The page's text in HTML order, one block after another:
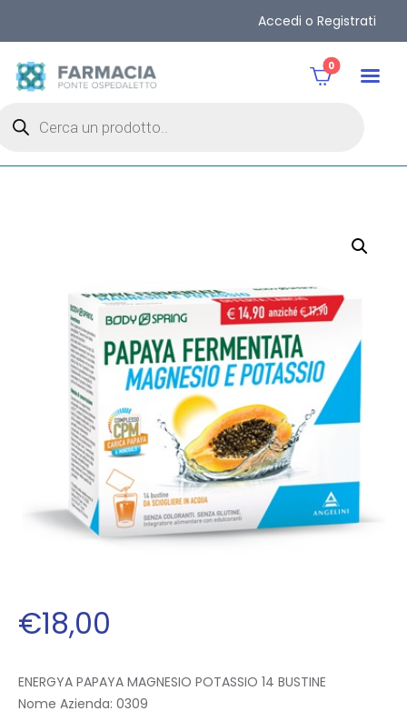
Accedi o Registrati
0
€18,00
ENERGYA PAPAYA MAGNESIO POTASSIO 14 BUSTINE
Nome Azienda: 0309